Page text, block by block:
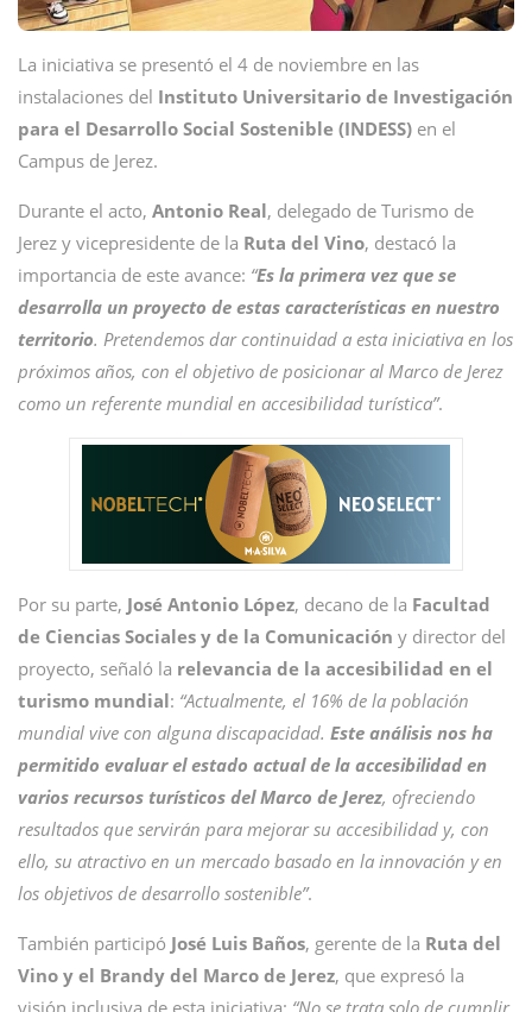
La iniciativa se presentó el 4 de noviembre en las
instalaciones del Instituto Universitario de Investigación
para el Desarrollo Social Sostenible (INDESS) en el
Campus de Jerez.
Durante el acto, Antonio Real, delegado de Turismo de
Jerez y vicepresidente de la Ruta del Vino, destacó la
importancia de este avance: “Es la primera vez que se
desarrolla un proyecto de estas características en nuestro
territorio. Pretendemos dar continuidad a esta iniciativa en los
próximos años, con el objetivo de posicionar al Marco de Jerez
como un referente mundial en accesibilidad turística”.
Por su parte, José Antonio López, decano de la Facultad
de Ciencias Sociales y de la Comunicación y director del
proyecto, señaló la relevancia de la accesibilidad en el
turismo mundial: “Actualmente, el 16% de la población
mundial vive con alguna discapacidad. Este análisis nos ha
permitido evaluar el estado actual de la accesibilidad en
varios recursos turísticos del Marco de Jerez, ofreciendo
resultados que servirán para mejorar su accesibilidad y, con
ello, su atractivo en un mercado basado en la innovación y en
los objetivos de desarrollo sostenible”.
También participó José Luis Baños, gerente de la Ruta del
Vino y el Brandy del Marco de Jerez, que expresó la
visión inclusiva de esta iniciativa: “No se trata solo de cumplir